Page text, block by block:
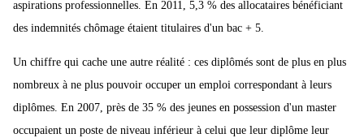
aspirations professionnelles. En 2011, 5,3 % des allocataires bénéficiant
des indemnités chômage étaient titulaires d'un bac + 5.
Un chiffre qui cache une autre réalité : ces diplômés sont de plus en plus
nombreux à ne plus pouvoir occuper un emploi correspondant à leurs
diplômes. En 2007, près de 35 % des jeunes en possession d'un master
occupaient un poste de niveau inférieur à celui que leur diplôme leur